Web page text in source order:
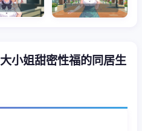
小姐甜密性福的同居生